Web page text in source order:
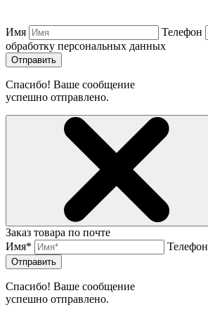
Имя Телефон
обработку персональных данных
Отправить
Спасибо! Ваше сообщение
успешно отправлено.
Заказ товара по почте
Имя*
Телефон
Отправить
Спасибо! Ваше сообщение
успешно отправлено.